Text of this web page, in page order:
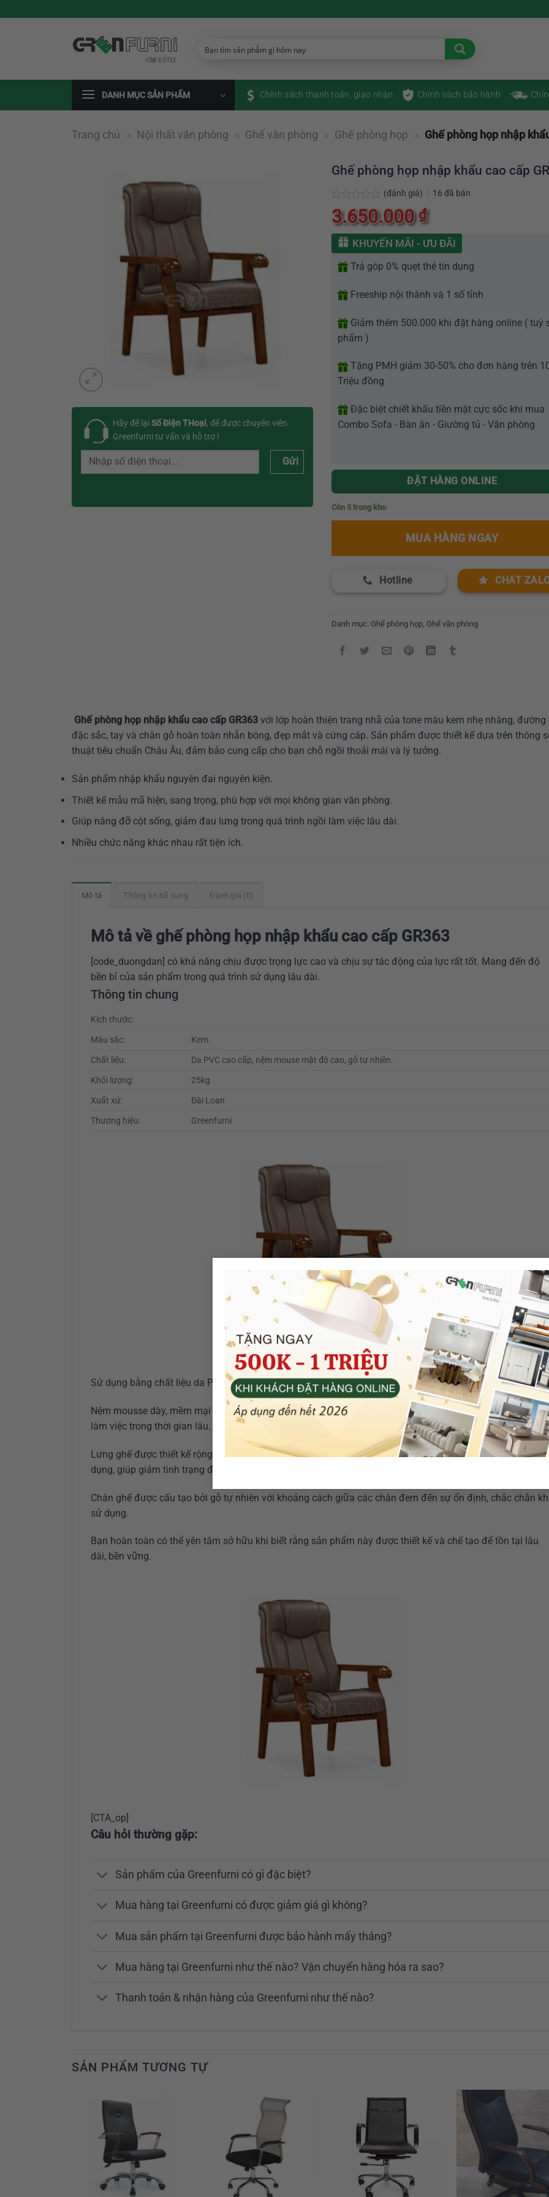
DANH MỤC SẢN PHẨM Chính sách thanh toán, giao nhận Chính sách bảo hành
Trang chủ » Nội thất văn phòng » Ghế văn phòng » Ghế phòng họp » Ghế phòng họp nhập
Hãy để lạiSố Điện THoại, để được chuyên viên
Greenfurni tư vấn và hỗ trợ !
Gửi
Ghế phòng họp nhập khẩu cao cấp
Được
xếp
hạng
0
(đánh giá) 16 đã bán
3.650.000₫
KHUYẾN MÃI - ƯU ĐÃI
Trả góp 0% quẹt thẻ tín dụng
Freeship nội thành và 1 số tỉnh
Giảm thêm 500.000 khi đặt hàng online ( tuỳ
phẩm )
Tặng PMH giảm 30-50% cho đơn hàng trên
Triệu đồng
Đặc biệt chiết khấu tiền mặt cực sốc khi mua
Combo Sofa - Bàn ăn - Giường tủ - Văn phòng
ĐẶT HÀNG ONLINE
Còn 5 trong kho
MUA HÀNG NGAY
Hotline CHAT
Danh mục: Ghế phòng họp, Ghế văn phòng
Ghế phòng họp nhập khẩu cao cấp GR363 với lớp hoàn thiện trang nhã của tone màu kem nhẹ nhàng, đường
đặc sắc, tay và chân gỗ hoàn toàn nhẵn bóng, đẹp mắt và cứng cáp. Sản phẩm được thiết kế dựa trên thông
thuật tiêu chuẩn Châu Âu, đảm bảo cung cấp cho bạn chỗ ngồi thoải mái và lý tưởng.
Sản phẩm nhập khẩu nguyên đai nguyên kiện.
Thiết kế mẫu mã hiện, sang trọng, phù hợp với mọi không gian văn phòng.
Giúp nâng đỡ cột sống, giảm đau lưng trong quá trình ngồi làm việc lâu dài.
Nhiều chức năng khác nhau rất tiện ích.
Mô tả Thông tin bổ sung Đánh giá (0)
Mô tả về ghế phòng họp nhập khẩu cao cấp GR363
[code_duongdan] có khả năng chịu được trọng lực cao và chịu sự tác động của lực rất tốt. Mang đến độ
bền bỉ của sản phẩm trong quá trình sử dụng lâu dài.
Thông tin chung
Kích thước:
Màu sắc:
Kem
Chất liệu:
Da PVC cao cấp, nệm mouse mật độ cao, gỗ tự nhiên.
Khối lượng:
25kg
Xuất xứ:
Đài Loan
Thương hiệu:
Greenfurni
Sử dụng bằng chất liệu da PVC cao cấp dày dặn, khi ngồi có sự mát mẻ không bị tích nhiệt.
Nệm mousse dày, mềm mại và êm ái được bọc ở lưng và mông ghế, tạo cảm giác thỏa mái nhất khi ngồi
làm việc trong thời gian lâu.
Lưng ghế được thiết kế rộng rãi, có độ cong nhẹ vừa phải nâng đỡ toàn bộ cột sống lưng của người sử
dụng, giúp giảm tình trạng đau lưng hiệu quả.
Chân ghế được cấu tạo bởi gỗ tự nhiên với khoảng cách giữa các chân đem đến sự ổn định, chắc chắn
sử dụng.
Bạn hoàn toàn có thể yên tâm sở hữu khi biết rằng sản phẩm này được thiết kế và chế tạo để tồn tại lâu
dài, bền vững.
[CTA_op]
Câu hỏi thường gặp:
Sản phẩm của Greenfurni có gì đặc biệt?
Mua hàng tại Greenfurni có được giảm giá gì không?
Mua sản phẩm tại Greenfurni được bảo hành mấy tháng?
Mua hàng tại Greenfurni như thế nào? Vận chuyển hàng hóa ra sao?
Thanh toán & nhận hàng của Greenfurni như thế nào?
SẢN PHẨM TƯƠNG TỰ